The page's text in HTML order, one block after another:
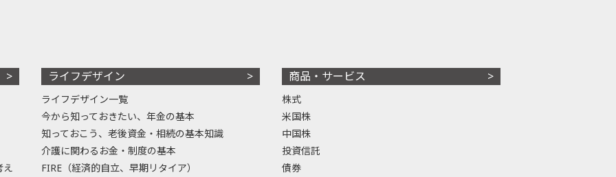
え
ライフデザイン
ライフデザイン一覧
今から知っておきたい、年金の基本
知っておこう、老後資金・相続の基本知識
介護に関わるお金・制度の基本
FIRE（経済的自立、早期リタイア）
商品・サービス
株式
米国株
中国株
投資信託
債券